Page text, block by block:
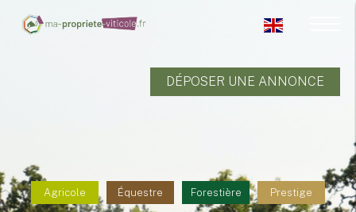
DÉPOSER UNE ANNONCE
Agricole Équestre Forestière Prestige